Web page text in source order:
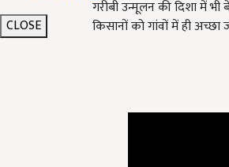
CLOSE
गरीबी उन्मूलन की दिशा में
किसानों को गांवों में ही